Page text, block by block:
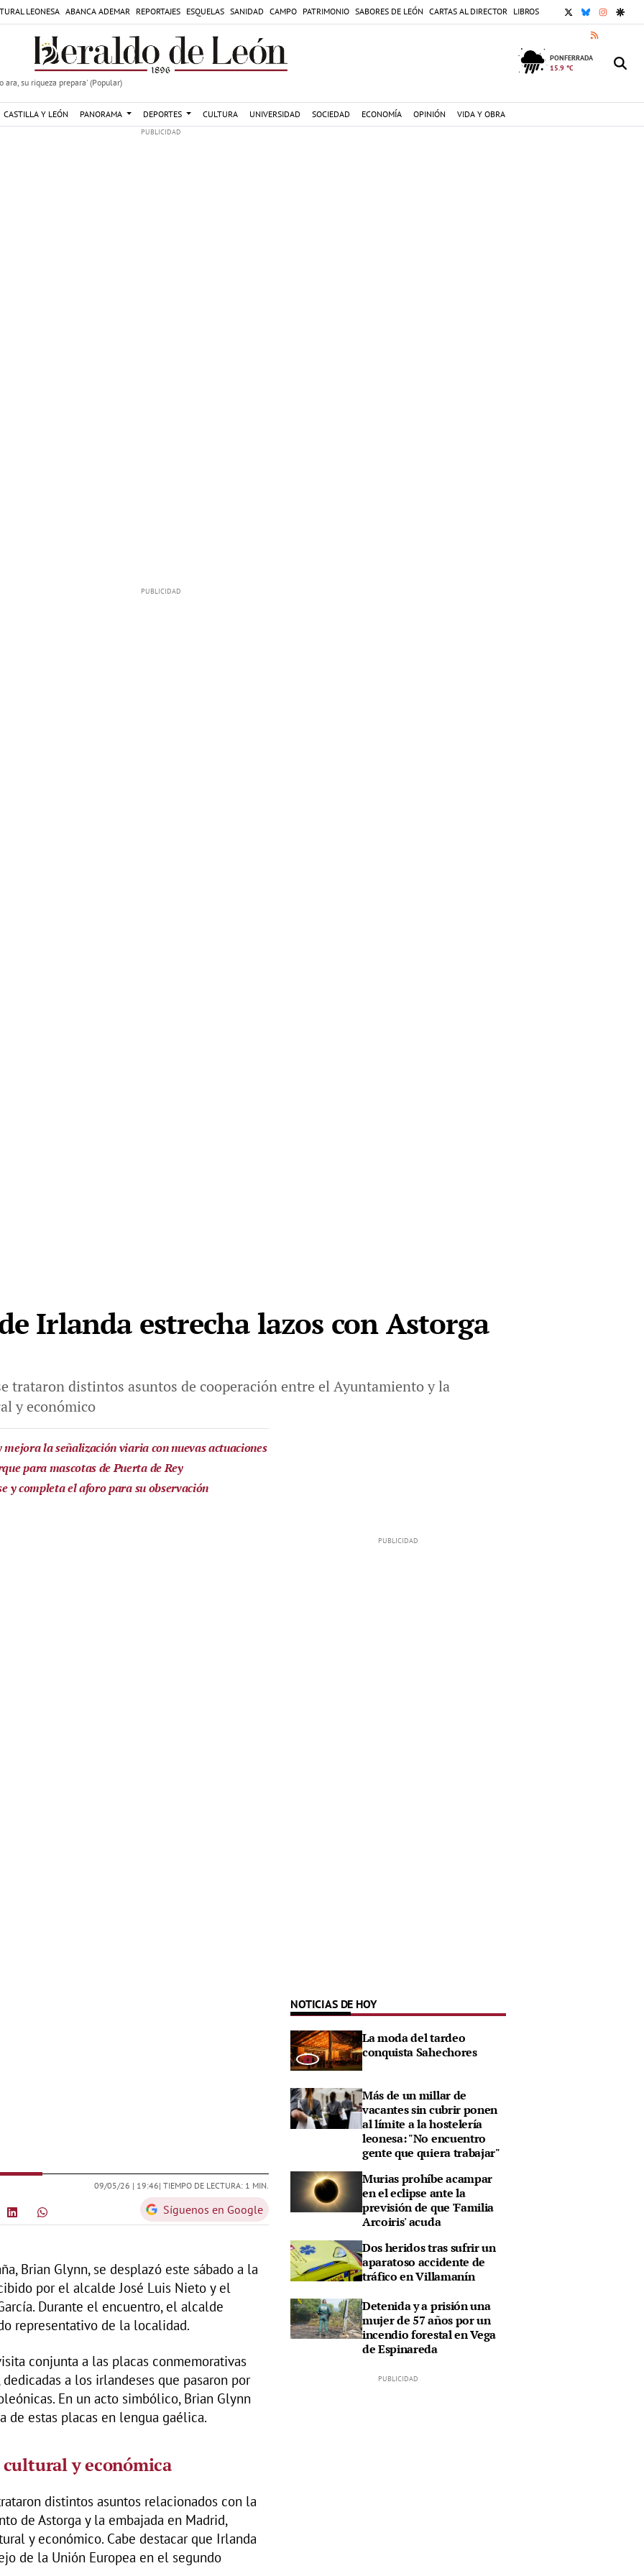
LEONESA ABANCA ADEMAR REPORTAJES ESQUELAS SANIDAD CAMPO PATRIMONIO SABORES DE LEÓN CARTAS AL DIRECTOR LIBROS X BLUESKY
RSS
ara, su riqueza prepara' (Popular)
PONFERRADA
15.9 °C
CASTILLA Y LEÓN PANORAMA DEPORTES CULTURA UNIVERSIDAD SOCIEDAD ECONOMÍA OPINIÓN VIDA Y OBRA
Irlanda estrecha lazos con Astorga
trataron distintos asuntos de cooperación entre el Ayuntamiento y la
y económico
la señalización viaria con nuevas actuaciones
para mascotas de Puerta de Rey
y completa el aforo para su observación
09/05/26 | 19:46| TIEMPO DE LECTURA: 1 MIN.
Síguenos en Google
Brian Glynn, se desplazó este sábado a la
por el alcalde José Luis Nieto y el
Durante el encuentro, el alcalde
representativo de la localidad.
conjunta a las placas conmemorativas
a los irlandeses que pasaron por
En un acto simbólico, Brian Glynn
de estas placas en lengua gaélica.
y económica
distintos asuntos relacionados con la
de Astorga y la embajada en Madrid,
y económico. Cabe destacar que Irlanda
de la Unión Europea en el segundo
NOTICIAS DE HOY
La moda del tardeo
conquista Sahechores
Más de un millar de
vacantes sin cubrir ponen
al límite a la hostelería
leonesa: "No encuentro
gente que quiera trabajar"
Murias prohíbe acampar
en el eclipse ante la
previsión de que 'Familia
Arcoiris' acuda
Dos heridos tras sufrir un
aparatoso accidente de
tráfico en Villamanín
Detenida y a prisión una
mujer de 57 años por un
incendio forestal en Vega
de Espinareda